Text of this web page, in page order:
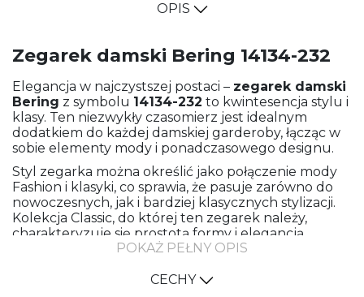
OPIS
Zegarek damski Bering 14134-232
Elegancja w najczystszej postaci – zegarek damski
Bering z symbolu 14134-232 to kwintesencja stylu i
klasy. Ten niezwykły czasomierz jest idealnym
dodatkiem do każdej damskiej garderoby, łącząc w
sobie elementy mody i ponadczasowego designu.
Styl zegarka można określić jako połączenie mody
Fashion i klasyki, co sprawia, że pasuje zarówno do
nowoczesnych, jak i bardziej klasycznych stylizacji.
Kolekcja Classic, do której ten zegarek należy,
charakteryzuje się prostotą formy i elegancją,
sprawiając, że zawsze będzie modna i
Bransoleta wykonana z meshowej stali w kolorze
POKAŻ PEŁNY OPIS
CECHY